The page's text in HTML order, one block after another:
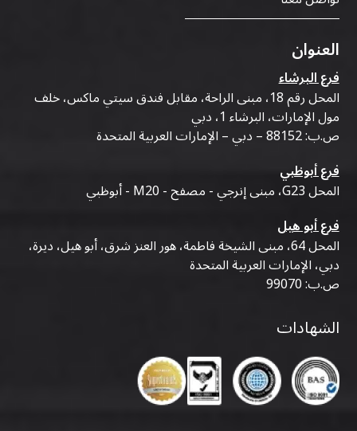
العنوان
فرع البرشاء
المحل رقم 18، مبنى الراحة، مقابل فندق سيتي ماكس، خلف
مول الإمارات، البرشاء 1، دبي
ص.ب: 88152 – دبي – الإمارات العربية المتحدة
فرع أبوظبي
المحل G23، مبنى إنرجي - مصفح - M20 - أبوظبي
فرع أبو هيل
المحل 64، مبنى الشيخة فاطمة، هور العنز شرق، أبو هيل، ديرة،
دبي، الإمارات العربية المتحدة
ص.ب: 99070
الشهادات